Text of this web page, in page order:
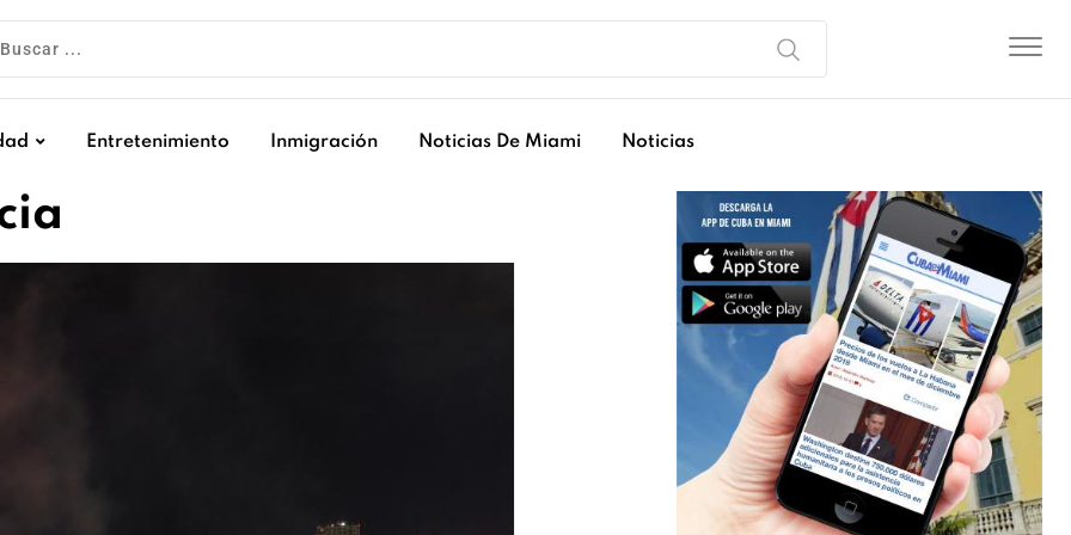
Entretenimiento Inmigración Noticias De Miami Noticias